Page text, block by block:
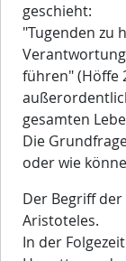
geschieht:
"Tugenden zu
führen" (Höffe
gesamten
Die
oder wie
Der Begriff
Aristoteles.
In der